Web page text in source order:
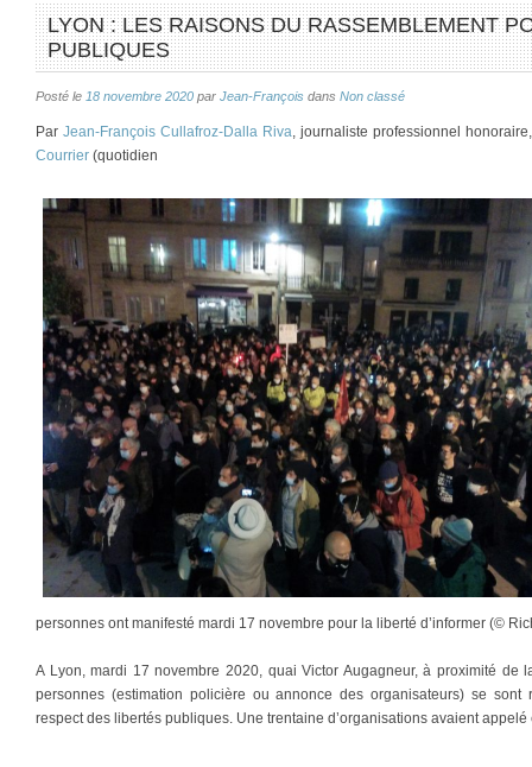
LYON : LES RAISONS DU RASSEMBLEMENT
PUBLIQUES
Posté le 18 novembre 2020 par Jean-François dans Non classé
Par Jean-François Cullafroz-Dalla Riva, journaliste professionnel
Courrier (quotidien
personnes ont manifesté mardi 17 novembre pour la liberté d’informer (©
A Lyon, mardi 17 novembre 2020, quai Victor Augagneur, à proximité de
personnes (estimation policière ou annonce des organisateurs) se
respect des libertés publiques. Une trentaine d’organisations avaient